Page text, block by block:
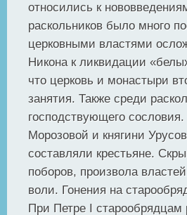
относились к
раскольников было много
церковными властями
Никона к ликвидации
что церковь и монастыри
занятия. Также среди
господствующего
Морозовой и княгини
составляли крестьяне.
поборов, произвола
воли. Гонения на
При Петре I старообрядцам